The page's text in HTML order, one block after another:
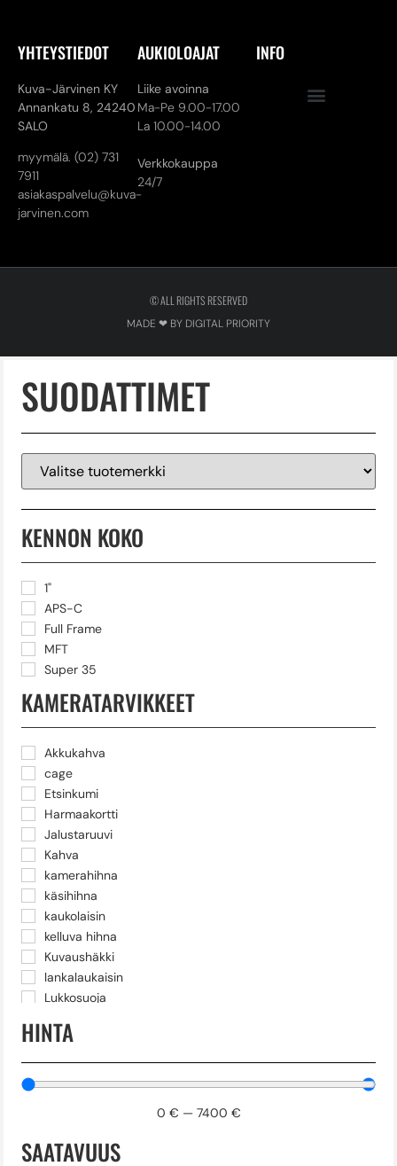
YHTEYSTIEDOT
Kuva-Järvinen KY
Annankatu 8, 24240
SALO
myymälä. (02) 731
7911
asiakaspalvelu@kuva-
jarvinen.com
AUKIOLOAJAT
Liike avoinna
Ma-Pe 9.00-17.00
La 10.00-14.00
Verkkokauppa
24/7
INFO
© ALL RIGHTS RESERVED
MADE ❤ BY DIGITAL PRIORITY
SUODATTIMET
KENNON KOKO
1"
APS-C
Full Frame
MFT
Super 35
KAMERATARVIKKEET
Akkukahva
cage
Etsinkumi
Harmaakortti
Jalustaruuvi
Kahva
kamerahihna
käsihihna
kaukolaisin
kelluva hihna
Kuvaushäkki
lankalaukaisin
Lukkosuoja
pikalevy
Puhelinpidike
radiolähetin
HINTA
0 € — 7400 €
SAATAVUUS